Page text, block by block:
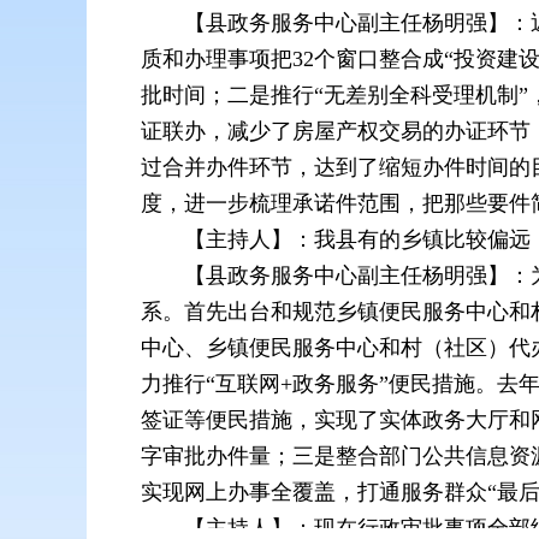
【县政务服务中心副主任杨明强】
质和办理事项把32个窗口整合成“投资建
批时间；二是推行“无差别全科受理机制
证联办，减少了房屋产权交易的办证环
过合并办件环节，达到了缩短办件时间
度，进一步梳理承诺件范围，把那些要
【主持人】：我县有的乡镇比较偏
【县政务服务中心副主任杨明强】
系。首先出台和规范乡镇便民服务中心
中心、乡镇便民服务中心和村（社区）
力推行“互联网+政务服务”便民措施。去
签证等便民措施，实现了实体政务大厅
字审批办件量；三是整合部门公共信息
实现网上办事全覆盖，打通服务群众“最
【主持人】：现在行政审批事项全